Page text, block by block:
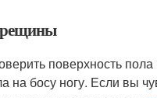
поверхность
на босу ногу. Если вы